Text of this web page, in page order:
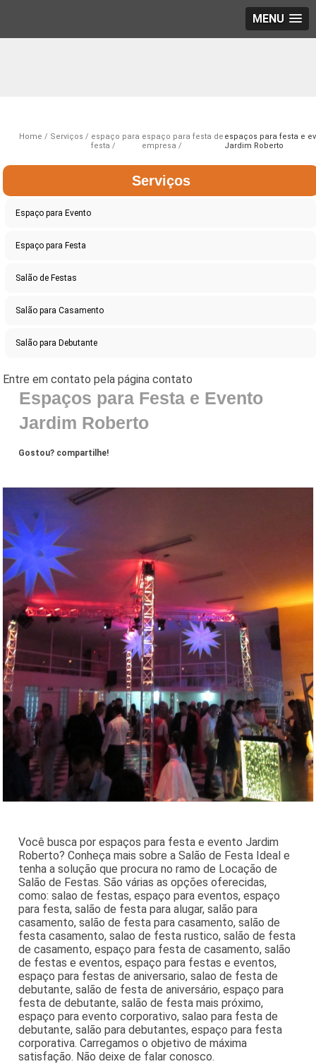
MENU
Home Serviços
espaço para
festa
espaço para festa de
empresa
espaços para festa e
Jardim Roberto
Serviços
Espaço para Evento
Espaço para Festa
Salão de Festas
Salão para Casamento
Salão para Debutante
Espaços para Festa e Evento
Jardim Roberto
Gostou? compartilhe!
Você busca por espaços para festa e evento Jardim
Roberto? Conheça mais sobre a Salão de Festa Ideal e
tenha a solução que procura no ramo de Locação de
Salão de Festas. São várias as opções oferecidas,
como: salao de festas, espaço para eventos, espaço
para festa, salão de festa para alugar, salão para
casamento, salão de festa para casamento, salão de
festa casamento, salao de festa rustico, salão de festa
de casamento, espaço para festa de casamento, salão
de festas e eventos, espaço para festas e eventos,
espaço para festas de aniversario, salao de festa de
debutante, salão de festa de aniversário, espaço para
festa de debutante, salão de festa mais próximo,
espaço para evento corporativo, salao para festa de
debutante, salão para debutantes, espaço para festa
corporativa. Carregamos o objetivo de máxima
satisfação. Não deixe de falar conosco.